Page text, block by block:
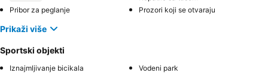
Pribor za peglanje
Prozori koji se otvaraju
Prikaži više
Sportski objekti
Iznajmljivanje bicikala Vodeni park